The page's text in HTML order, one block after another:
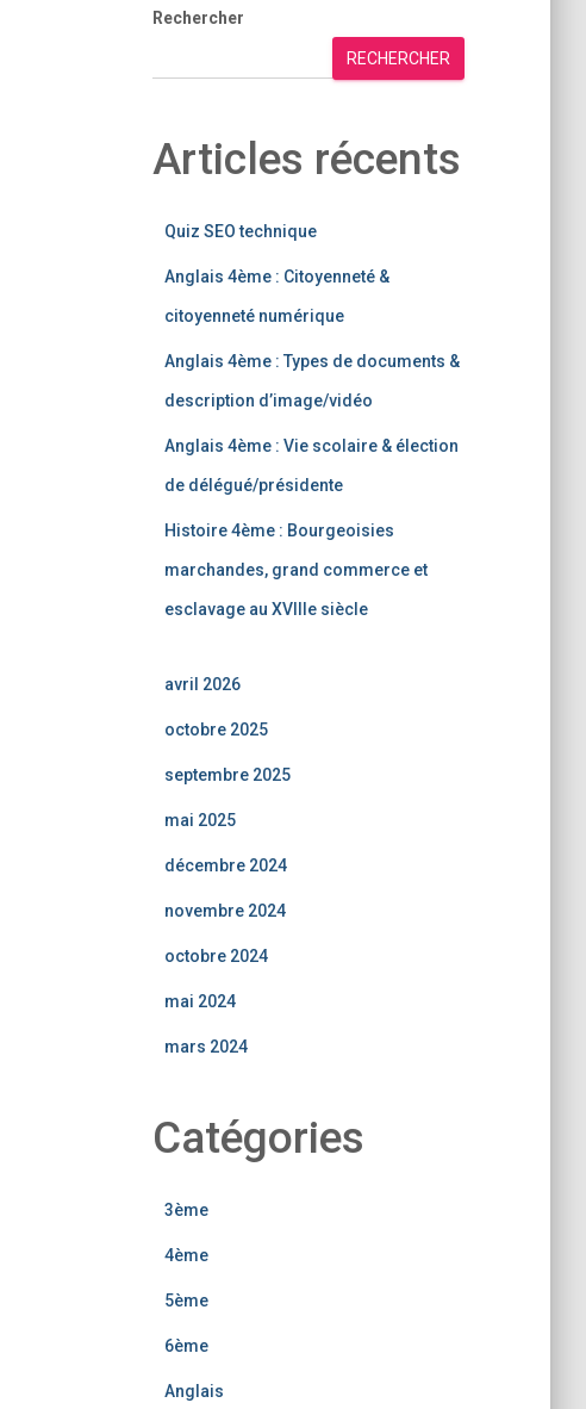
Rechercher
RECHERCHER
Articles récents
Quiz SEO technique
Anglais 4ème : Citoyenneté &
citoyenneté numérique
Anglais 4ème : Types de documents &
description d’image/vidéo
Anglais 4ème : Vie scolaire & élection
de délégué/présidente
Histoire 4ème : Bourgeoisies
marchandes, grand commerce et
esclavage au XVIIIe siècle
avril 2026
octobre 2025
septembre 2025
mai 2025
décembre 2024
novembre 2024
octobre 2024
mai 2024
mars 2024
Catégories
3ème
4ème
5ème
6ème
Anglais